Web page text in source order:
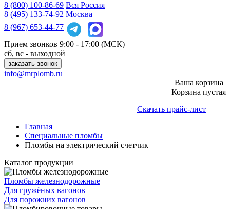
8 (800) 100-86-69 Вся Россия
8 (495) 133-74-92 Москва
8 (967) 653-44-77
Прием звонков 9:00 - 17:00 (МСК)
сб, вс - выходной
заказать звонок
info@mrplomb.ru
Ваша корзина
Корзина пустая
Скачать прайс-лист
Главная
Специальные пломбы
Пломбы на электрический счетчик
Каталог продукции
Пломбы железнодорожные
Для гружёных вагонов
Для порожних вагонов